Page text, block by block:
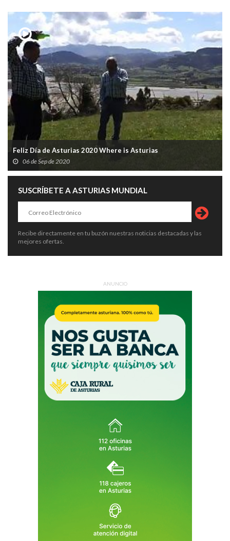
Feliz Día de Asturias 2020 Where is Asturias
06 de Sep de 2020
SUSCRÍBETE A ASTURIAS MUNDIAL
Recibe directamente en tu buzón nuestras noticias destacadas y las
mejores ofertas.
ANUNCIO